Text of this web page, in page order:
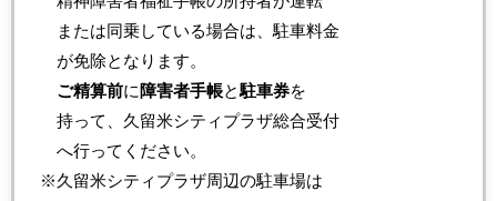
または同乗している場合は、駐車料金
が免除となります。
ご精算前に 障害者手帳と 駐車券を
持って、久留米シティプラザ総合受付
へ行ってください。
※久留米シティプラザ周辺の駐車場は